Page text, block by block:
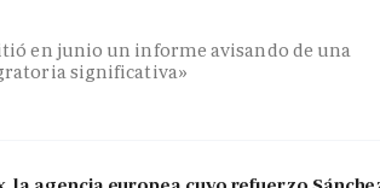
en junio un informe avisando de una
significativa»